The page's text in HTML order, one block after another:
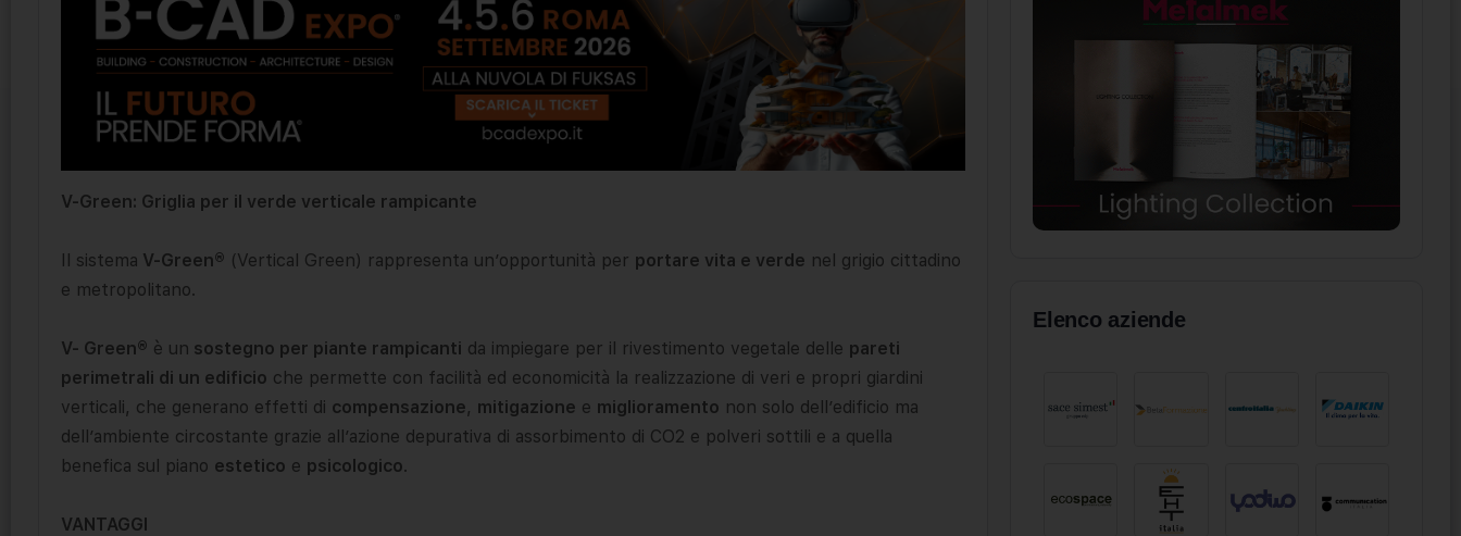
V-Green: Griglia per il verde verticale rampicante
Il sistema V-Green® (Vertical Green) rappresenta un’opportunità per portare vita e verde nel grigio cittadino
e metropolitano.
V- Green® è un sostegno per piante rampicanti da impiegare per il rivestimento vegetale delle pareti
perimetrali di un edificio che permette con facilità ed economicità la realizzazione di veri e propri giardini
verticali, che generano effetti di compensazione, mitigazione e miglioramento non solo dell’edificio ma
dell’ambiente circostante grazie all’azione depurativa di assorbimento di CO2 e polveri sottili e a quella
benefica sul piano estetico e psicologico.
VANTAGGI
Elenco aziende